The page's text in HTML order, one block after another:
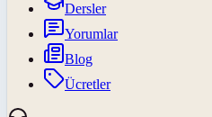
Dersler
Yorumlar
Blog
Ücretler